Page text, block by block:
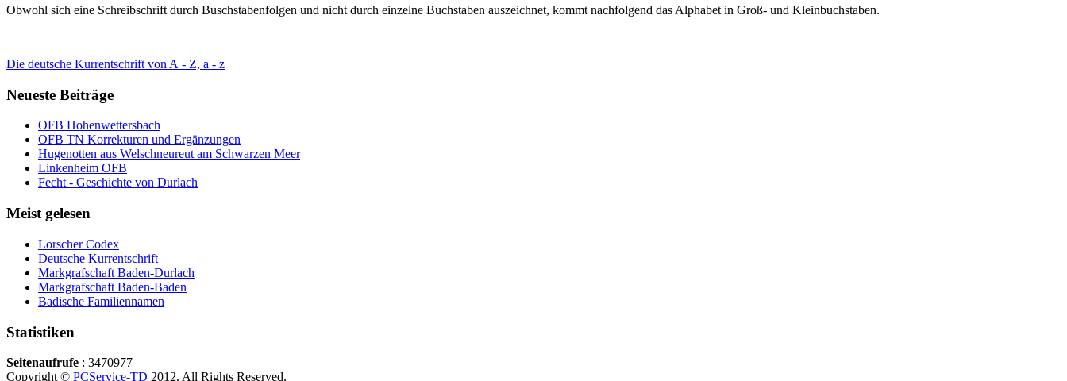
Obwohl sich eine Schreibschrift durch Buschstabenfolgen und nicht durch einzelne Buchstaben auszeichnet, kommt nachfolgend das Alphabet in Groß- und Kleinbuchstaben.
Die deutsche Kurrentschrift von A - Z, a - z
Neueste Beiträge
OFB Hohenwettersbach
OFB TN Korrekturen und Ergänzungen
Hugenotten aus Welschneureut am Schwarzen Meer
Linkenheim OFB
Fecht - Geschichte von Durlach
Meist gelesen
Lorscher Codex
Deutsche Kurrentschrift
Markgrafschaft Baden-Durlach
Markgrafschaft Baden-Baden
Badische Familiennamen
Statistiken
Seitenaufrufe : 3470977
Copyright © PCService-TD 2012. All Rights Reserved.